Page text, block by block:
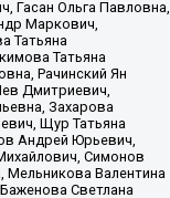
Гасан Ольга Павловна,
Маркович,
Татьяна
Татьяна
Рачинский Ян
Дмитриевич,
Захарова
Щур Татьяна
Андрей Юрьевич,
Симонов
Мельникова Валентина
Светлана